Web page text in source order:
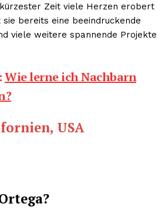
Zeit viele Herzen erobert
bereits eine beeindruckende
viele weitere spannende Projekte
Wie lerne ich Nachbarn
USA